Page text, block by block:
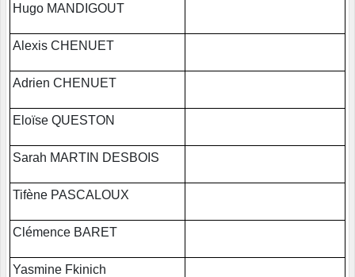
Hugo MANDIGOUT
Alexis CHENUET
Adrien CHENUET
Eloïse QUESTON
Sarah MARTIN DESBOIS
Tifène PASCALOUX
Clémence BARET
Yasmine Fkinich